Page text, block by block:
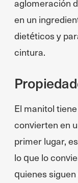
aglomeración
en un
dietéticos y
cintura.
El manitol
convierten en
primer lugar,
lo que lo
quienes